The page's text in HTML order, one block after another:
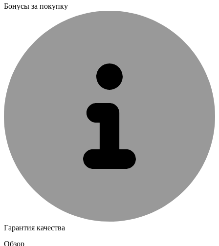
Бонусы за покупку
Гарантия качества
Обзор